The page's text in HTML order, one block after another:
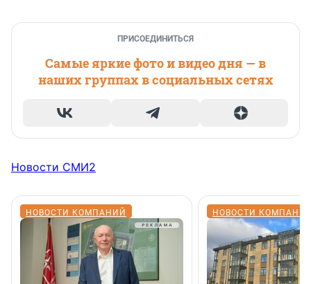
ПРИСОЕДИНИТЬСЯ
Самые яркие фото и видео дня — в
наших группах в социальных сетях
Новости СМИ2
НОВОСТИ КОМПАНИЙ НОВОСТИ